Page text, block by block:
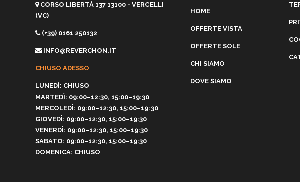
CORSO LIBERTÀ 137 13100 - VERCELLI
(VC)
(+39) 0161 250132
INFO@REVERCHON.IT
CHIUSO ADESSO
LUNEDÌ: CHIUSO
MARTEDÌ: 09:00–12:30, 15:00–19:30
MERCOLEDÌ: 09:00–12:30, 15:00–19:30
GIOVEDÌ: 09:00–12:30, 15:00–19:30
VENERDÌ: 09:00–12:30, 15:00–19:30
SABATO: 09:00–12:30, 15:00–19:30
DOMENICA: CHIUSO
HOME
OFFERTE VISTA
OFFERTE SOLE
CHI SIAMO
DOVE SIAMO